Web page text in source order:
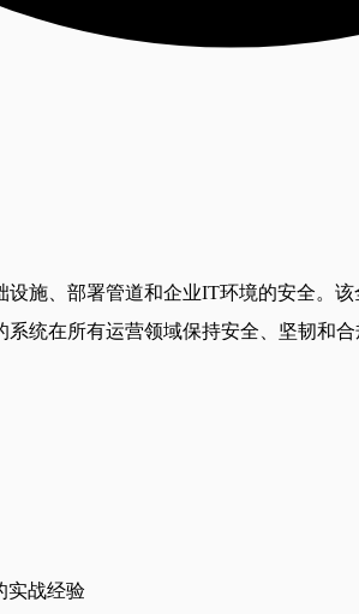
施、部署管道和企业IT环境的安全
统在所有运营领域保持安全、坚韧和合
实战经验